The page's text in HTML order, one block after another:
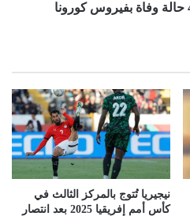
نيجيريا تُتوج بالمركز الثالث في
كأس أمم إفريقيا 2025 بعد انتصار